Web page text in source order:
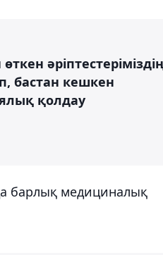
бастан кешкен
қолдау
барлық медициналық